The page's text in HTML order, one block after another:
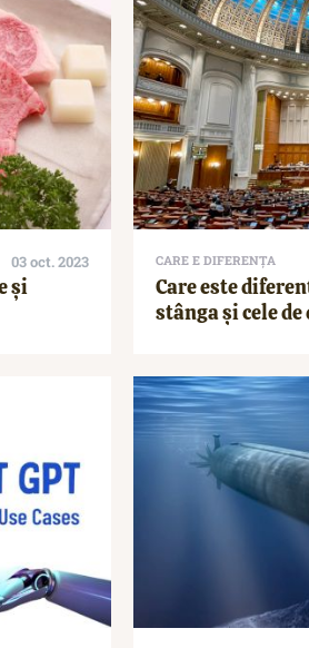
03 oct. 2023
și
CARE E DIFERENȚA
Care este
stânga și cele